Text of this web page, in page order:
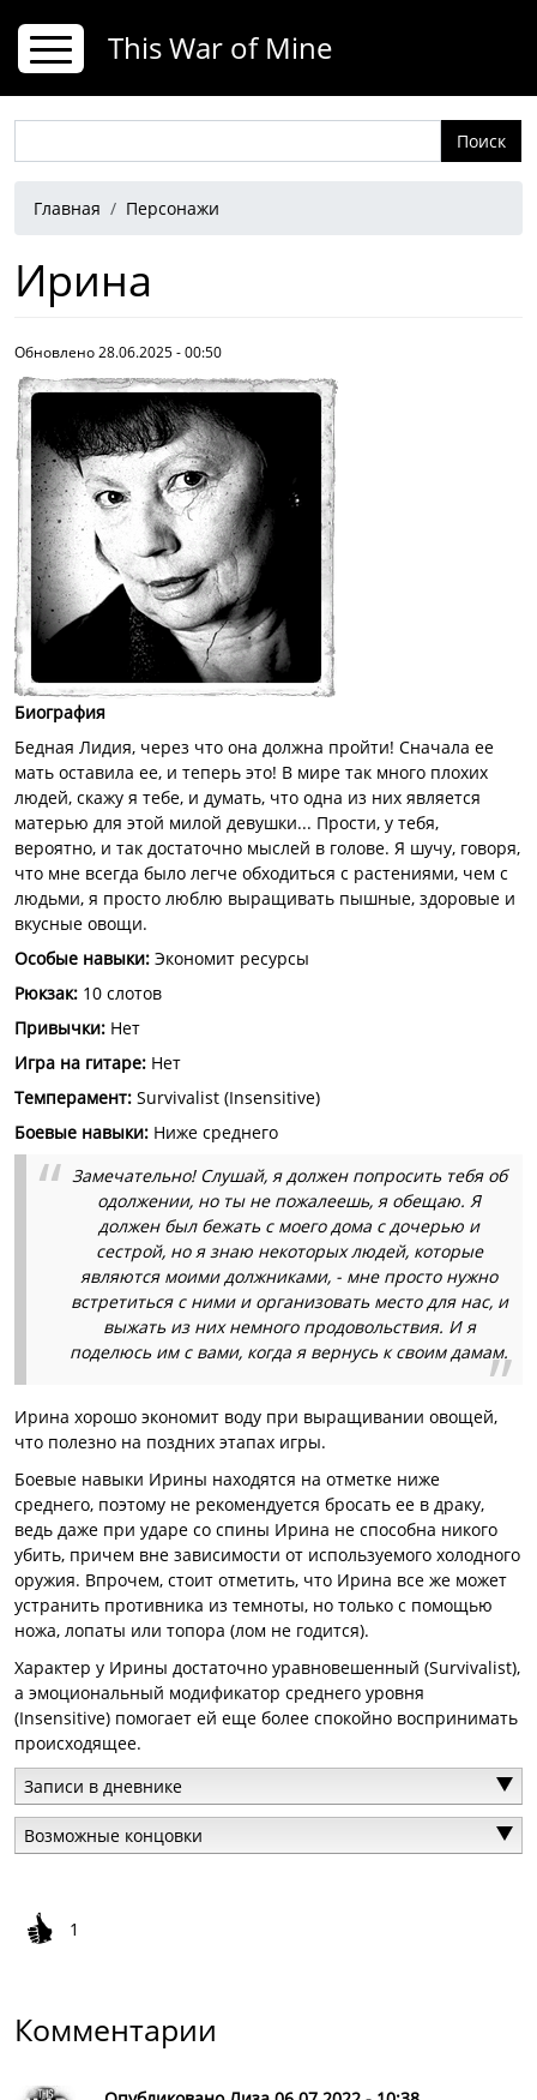
This War of Mine
Строка навигации
Главная Персонажи
Ирина
Обновлено 28.06.2025 - 00:50
Биография
Бедная Лидия, через что она должна пройти! Сначала ее
мать оставила ее, и теперь это! В мире так много плохих
людей, скажу я тебе, и думать, что одна из них является
матерью для этой милой девушки... Прости, у тебя,
вероятно, и так достаточно мыслей в голове. Я шучу, говоря,
что мне всегда было легче обходиться с растениями, чем с
людьми, я просто люблю выращивать пышные, здоровые и
вкусные овощи.
Особые навыки: Экономит ресурсы
Рюкзак: 10 слотов
Привычки: Нет
Игра на гитаре: Нет
Темперамент: Survivalist (Insensitive)
Боевые навыки: Ниже среднего
Замечательно! Слушай, я должен попросить тебя об
одолжении, но ты не пожалеешь, я обещаю. Я
должен был бежать с моего дома с дочерью и
сестрой, но я знаю некоторых людей, которые
являются моими должниками, - мне просто нужно
встретиться с ними и организовать место для нас, и
выжать из них немного продовольствия. И я
поделюсь им с вами, когда я вернусь к своим дамам.
Ирина хорошо экономит воду при выращивании овощей,
что полезно на поздних этапах игры.
Боевые навыки Ирины находятся на отметке ниже
среднего, поэтому не рекомендуется бросать ее в драку,
ведь даже при ударе со спины Ирина не способна никого
убить, причем вне зависимости от используемого холодного
оружия. Впрочем, стоит отметить, что Ирина все же может
устранить противника из темноты, но только с помощью
ножа, лопаты или топора (лом не годится).
Характер у Ирины достаточно уравновешенный (Survivalist),
а эмоциональный модификатор среднего уровня
(Insensitive) помогает ей еще более спокойно воспринимать
происходящее.
Записи в дневнике
Возможные концовки
1
Комментарии